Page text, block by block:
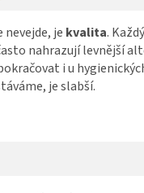
je kvalita.
nahrazují levnější
i u
je slabší.